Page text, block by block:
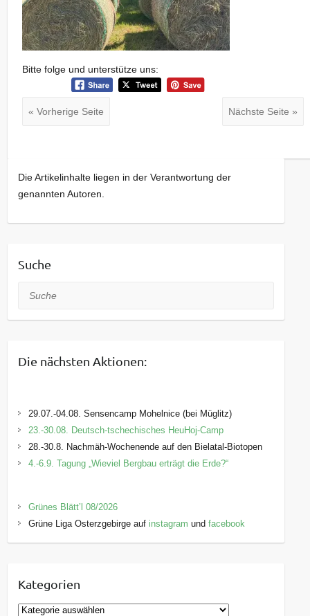
Bitte folge und unterstütze uns:
« Vorherige Seite Nächste Seite »
Die Artikelinhalte liegen in der Verantwortung der
genannten Autoren.
Suche
Suche
Die nächsten Aktionen:
29.07.-04.08. Sensencamp Mohelnice (bei Müglitz)
23.-30.08. Deutsch-tschechisches HeuHoj-Camp
28.-30.8. Nachmäh-Wochenende auf den Bielatal-Biotopen
4.-6.9. Tagung „Wieviel Bergbau erträgt die Erde?“
Grünes Blätt’l 08/2026
Grüne Liga Osterzgebirge auf instagram undfacebook
Kategorien
K